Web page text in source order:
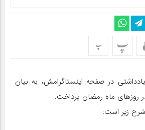
پ پ
یادداشتی در صفحه اینستاگرامش، به بیان
روزهای ماه رمضان پرداخت.
زیر است: